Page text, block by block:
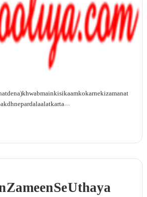
dena)khwab main kisi kaam ko karne ki zamanat
par dalaalat karta…
Se Uthaya